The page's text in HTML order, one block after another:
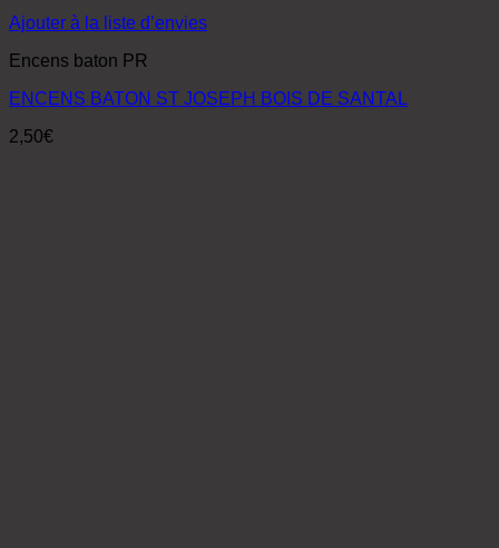
Ajouter à la liste d’envies
Encens baton PR
ENCENS BATON ST JOSEPH BOIS DE SANTAL
2,50€